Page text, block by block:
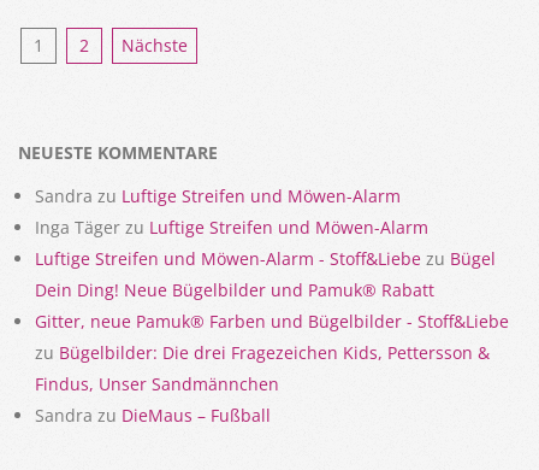
Seitennummerierung
1 2 Nächste
NEUESTE KOMMENTARE
Sandra zu Luftige Streifen und Möwen-Alarm
Inga Täger zu Luftige Streifen und Möwen-Alarm
Luftige Streifen und Möwen-Alarm - Stoff&Liebe zu Bügel
Dein Ding! Neue Bügelbilder und Pamuk® Rabatt
Gitter, neue Pamuk® Farben und Bügelbilder - Stoff&Liebe
zu Bügelbilder: Die drei Fragezeichen Kids, Pettersson &
Findus, Unser Sandmännchen
Sandra zu DieMaus – Fußball